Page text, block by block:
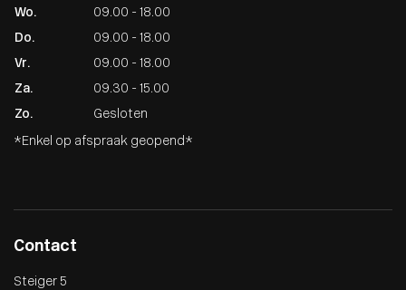
Wo.
09.00 - 18.00
Do.
09.00 - 18.00
Vr.
09.00 - 18.00
Za.
09.30 - 15.00
Zo.
Gesloten
*Enkel op afspraak geopend*
Contact
Steiger 5